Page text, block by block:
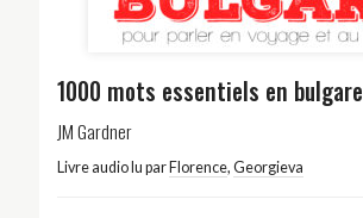
1000 mots essentiels en bulgare
JM Gardner
Livre audio lu par Florence, Georgieva